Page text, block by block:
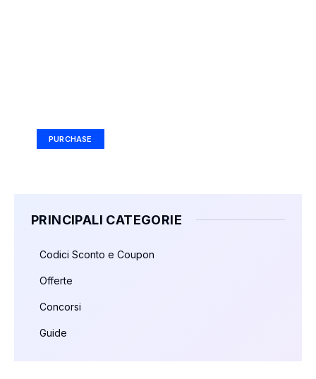
PURCHASE
PRINCIPALI CATEGORIE
Codici Sconto e Coupon
Offerte
Concorsi
Guide